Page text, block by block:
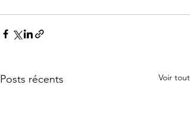
Posts récents Voir tout